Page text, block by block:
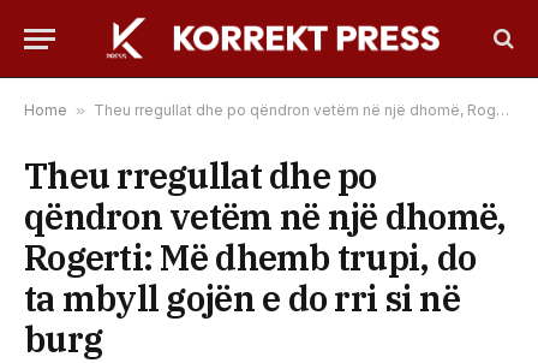
Home » Theu rregullat dhe po qëndron vetëm në një dhomë, Rogerti: Më dhemb trupi, do ta mbyll gojën e do rri si në burg
Theu rregullat dhe po
qëndron vetëm në një dhomë,
Rogerti: Më dhemb trupi, do
ta mbyll gojën e do rri si në
burg